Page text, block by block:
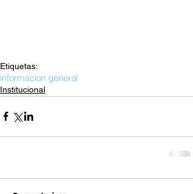
Etiquetas:
informacion general
Institucional